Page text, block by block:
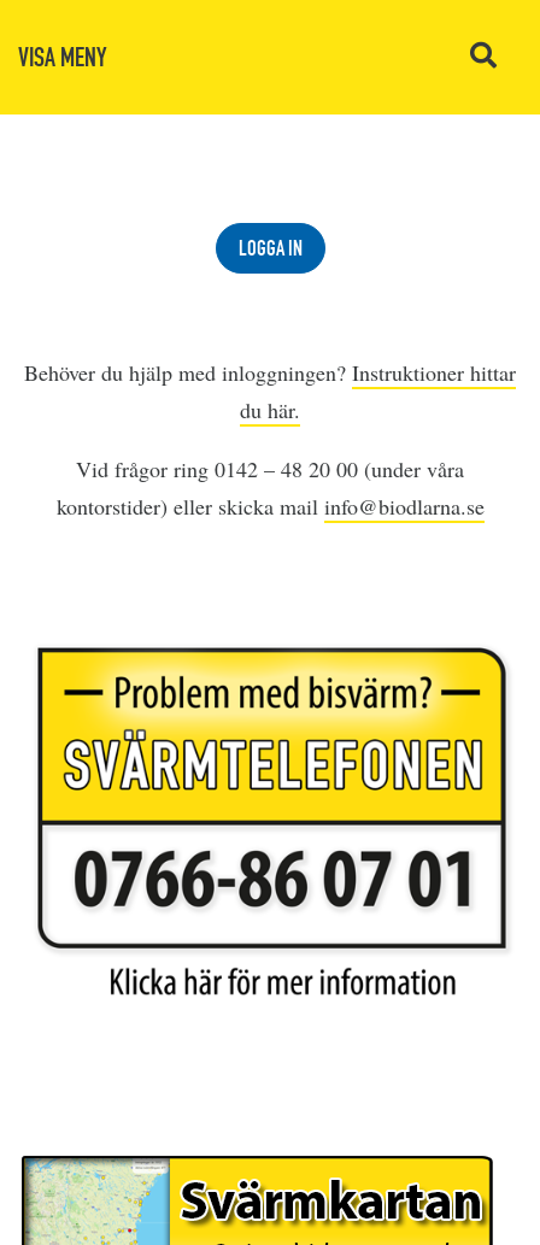
VISA MENY
LOGGA IN
Behöver du hjälp med inloggningen? Instruktioner hittar
du här.
Vid frågor ring 0142 – 48 20 00 (under våra
kontorstider) eller skicka mail info@biodlarna.se